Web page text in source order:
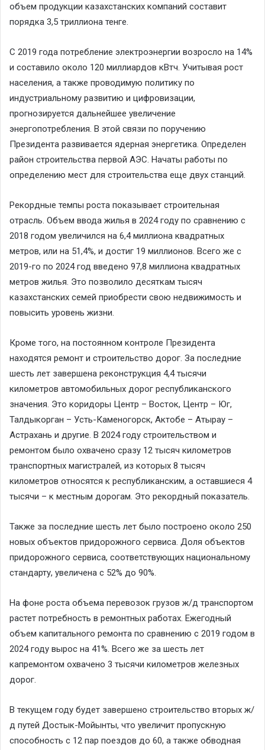
объем продукции казахстанских компаний составит
порядка 3,5 триллиона тенге.
С 2019 года потребление электроэнергии возросло на 14%
и составило около 120 миллиардов кВтч. Учитывая рост
населения, а также проводимую политику по
индустриальному развитию и цифровизации,
прогнозируется дальнейшее увеличение
энергопотребления. В этой связи по поручению
Президента развивается ядерная энергетика. Определен
район строительства первой АЭС. Начаты работы по
определению мест для строительства еще двух станций.
Рекордные темпы роста показывает строительная
отрасль. Объем ввода жилья в 2024 году по сравнению с
2018 годом увеличился на 6,4 миллиона квадратных
метров, или на 51,4%, и достиг 19 миллионов. Всего же с
2019-го по 2024 год введено 97,8 миллиона квадратных
метров жилья. Это позволило десяткам тысяч
казахстанских семей приобрести свою недвижимость и
повысить уровень жизни.
Кроме того, на постоянном контроле Президента
находятся ремонт и строительство дорог. За последние
шесть лет завершена реконструкция 4,4 тысячи
километров автомобильных дорог республиканского
значения. Это коридоры Центр – Восток, Центр – Юг,
Талдыкорган – Усть-Каменогорск, Актобе – Атырау –
Астрахань и другие. В 2024 году строительством и
ремонтом было охвачено сразу 12 тысяч километров
транспортных магистралей, из которых 8 тысяч
километров относятся к республиканским, а оставшиеся 4
тысячи – к местным дорогам. Это рекордный показатель.
Также за последние шесть лет было построено около 250
новых объектов придорожного сервиса. Доля объектов
придорожного сервиса, соответствующих национальному
стандарту, увеличена с 52% до 90%.
На фоне роста объема перевозок грузов ж/д транспортом
растет потребность в ремонтных работах. Ежегодный
объем капитального ремонта по сравнению с 2019 годом в
2024 году вырос на 41%. Всего же за шесть лет
капремонтом охвачено 3 тысячи километров железных
дорог.
В текущем году будет завершено строительство вторых ж/
д путей Достык-Мойынты, что увеличит пропускную
способность с 12 пар поездов до 60, а также обводная